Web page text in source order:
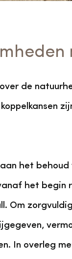
de
het
het begin
Om
In overleg